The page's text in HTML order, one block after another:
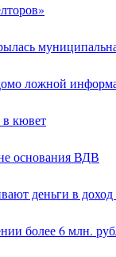
ложной
в кювет
основания ВДВ
деньги в доход
более 6 млн.